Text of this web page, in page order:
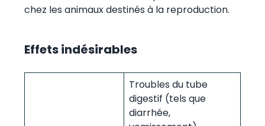
chez les animaux destinés à la reproduction.
Effets indésirables
Troubles du tube
digestif (tels que
diarrhée,